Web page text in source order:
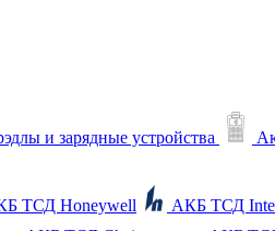
и зарядные устройства
ТСД Honeywell АКБ ТСД